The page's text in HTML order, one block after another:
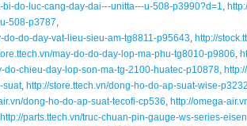
bi-do-luc-cang-day-dai---unitta---u-508-p3990?d=1,
508-p3787,
do-do-day-vat-lieu-sieu-am-tg8811-p95643, http://
may-do-do-day-lop-ma-phu-tg8010-p9806,
do-chieu-day-lop-son-ma-tg-2100-huatec-p10878,
suat, http://store.ttech.vn/dong-ho-do-ap-suat-wise-p3232
dong-ho-do-ap-suat-tecofi-cp536, http://omega-
http://parts.ttech.vn/truc-chuan-pin-gauge-ws-series-